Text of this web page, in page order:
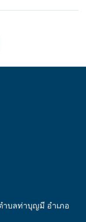
ำบลท่าบุญมี อำเภอ